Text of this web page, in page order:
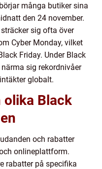
många butiker sina
den 24 november.
sig ofta över
Cyber Monday, vilket
Friday. Under Black
sig rekordnivåer
globalt.
olika Black
och rabatter
onlineplattform.
rabatter på specifika